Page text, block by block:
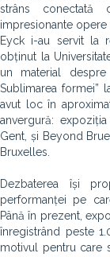
strâns conectată
impresionante opere
Eyck i-au servit la
obținut la
un material despre
Sublimarea formei”
avut loc în
anvergură:
Gent, și Beyond
Bruxelles.
Dezbaterea își
performanței pe
Până în prezent,
înregistrând peste
motivul pentru care